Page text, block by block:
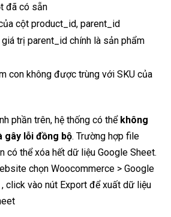
đã có sẵn
cột product_id, parent_id
trị parent_id chính là sản phẩm
con không được trùng với SKU của
phần trên, hệ thống có thể không
gây lỗi đồng bộ. Trường hợp file
có thể xóa hết dữ liệu Google Sheet.
chọn Woocommerce > Google
click vào nút Export để xuất dữ liệu